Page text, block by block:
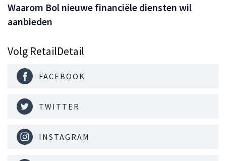
Waarom Bol nieuwe financiële diensten wil
aanbieden
Volg RetailDetail
FACEBOOK
TWITTER
INSTAGRAM